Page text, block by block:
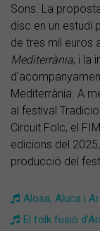
Sons. La
disc en un estudi
de tres mil euros
Mediterrània, i la
Mediterrània. A
al festival
Circuit Folc, el
edicions del
producció del
Alosa, Aluca i
El folk fusió